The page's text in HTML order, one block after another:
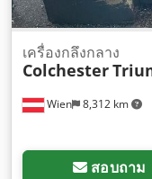
Wien 8,312 km
เครื่องกลึงกลาง
Colchester
สอบถาม